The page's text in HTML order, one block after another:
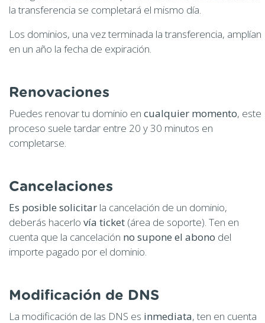
la transferencia se completará el mismo día.
Los dominios, una vez terminada la transferencia, amplían
en un año la fecha de expiración.
Renovaciones
Puedes renovar tu dominio en cualquier momento, este
proceso suele tardar entre 20 y 30 minutos en
completarse.
Cancelaciones
Es posible solicitar la cancelación de un dominio,
deberás hacerlo vía ticket (área de soporte). Ten en
cuenta que la cancelación no supone el abono del
importe pagado por el dominio.
Modificación de DNS
La modificación de las DNS es inmediata, ten en cuenta